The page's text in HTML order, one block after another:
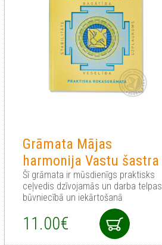
Grāmata Mājas
harmonija Vastu šastra
Šī grāmata ir mūsdienīgs praktisks
ceļvedis dzīvojamās un darba telpas
būvniecībā un iekārtošanā
11.00€